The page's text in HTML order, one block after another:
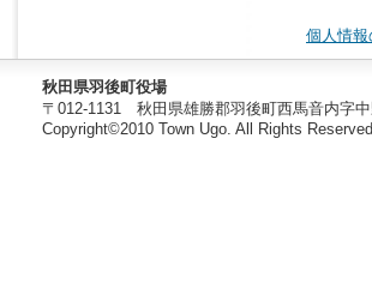
個人情
秋田県羽後町役場
〒012-1131 秋田県雄勝郡羽後町西馬音内字中
Copyright©2010 Town Ugo. All Rights